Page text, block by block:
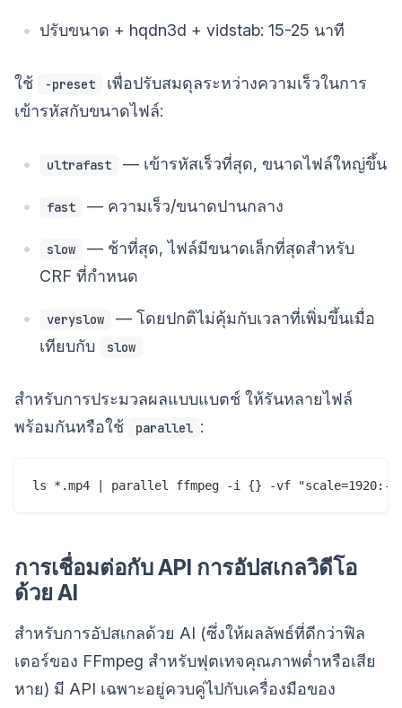
ปรับขนาด + hqdn3d + vidstab: 15-25 นาที
ใช้ -preset
เพื่อปรับสมดุลระหว่างความเร็วในการ
เข้ารหัสกับขนาดไฟล์:
ultrafast — เข้ารหัสเร็วที่สุด, ขนาดไฟล์ใหญ่ขึ้น
fast — ความเร็ว/ขนาดปานกลาง
slow
— ช้าที่สุด, ไฟล์มีขนาดเล็กที่สุดสำหรับ
CRF ที่กำหนด
veryslow
— โดยปกติไม่คุ้มกับเวลาที่เพิ่มขึ้นเมื่อ
เทียบกับ
slow
สำหรับการประมวลผลแบบแบตช์ ให้รันหลายไฟล์
พร้อมกันหรือใช้
parallel :
การเชื่อมต่อกับ API การอัปสเกลวิดีโอ
ด้วย AI
สำหรับการอัปสเกลด้วย AI (ซึ่งให้ผลลัพธ์ที่ดีกว่าฟิล
เตอร์ของ FFmpeg สำหรับฟุตเทจคุณภาพต่ำหรือเสีย
หาย) มี API เฉพาะอยู่ควบคู่ไปกับเครื่องมือของ